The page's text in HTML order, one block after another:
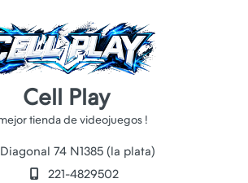
Cell Play
Diagonal 74 N1385 (la plata)
221-4829502